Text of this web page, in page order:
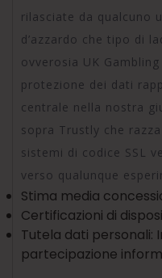
rilasciate da qualcuno
d’azzardo che tipo di
ovverosia UK
protezione dei dati
centrale nella nostra
sopra Trustly che
sistemi di codice SSL
verso qualunque
Stima media
Certificazioni di
Tutela dati personali:
partecipazione